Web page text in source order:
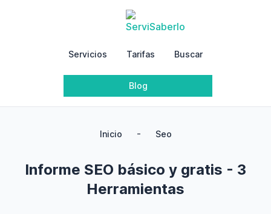
Servicios Tarifas Buscar
Blog
Inicio - Seo
Informe SEO básico y gratis - 3
Herramientas